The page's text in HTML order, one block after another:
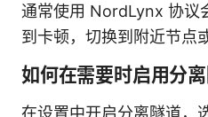
通常使用 NordLynx 协议
到卡顿，切换到附近节点
如何在需要时启用分离
在设置中开启分离隧道，